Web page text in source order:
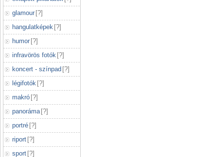
glamour [?]
hangulatképek [?]
humor [?]
infravörös fotók [?]
koncert - színpad [?]
légifotók [?]
makró [?]
panoráma [?]
portré [?]
riport [?]
sport [?]